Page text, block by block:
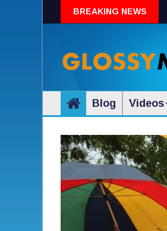
BREAKING NEWS
Blog Videos